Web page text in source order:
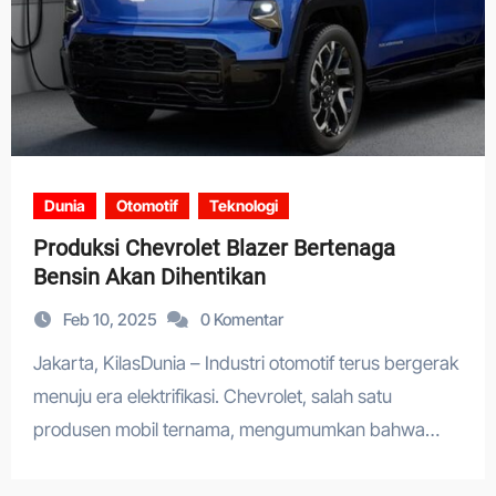
Dunia Otomotif Teknologi
Produksi Chevrolet Blazer Bertenaga
Bensin Akan Dihentikan
Feb 10, 2025 0 Komentar
Jakarta, KilasDunia – Industri otomotif terus bergerak
menuju era elektrifikasi. Chevrolet, salah satu
produsen mobil ternama, mengumumkan bahwa…